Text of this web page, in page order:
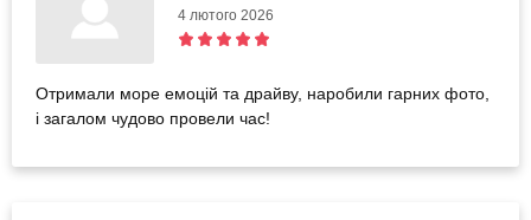
4 лютого 2026
Отримали море емоцій та драйву, наробили гарних фото,
і загалом чудово провели час!